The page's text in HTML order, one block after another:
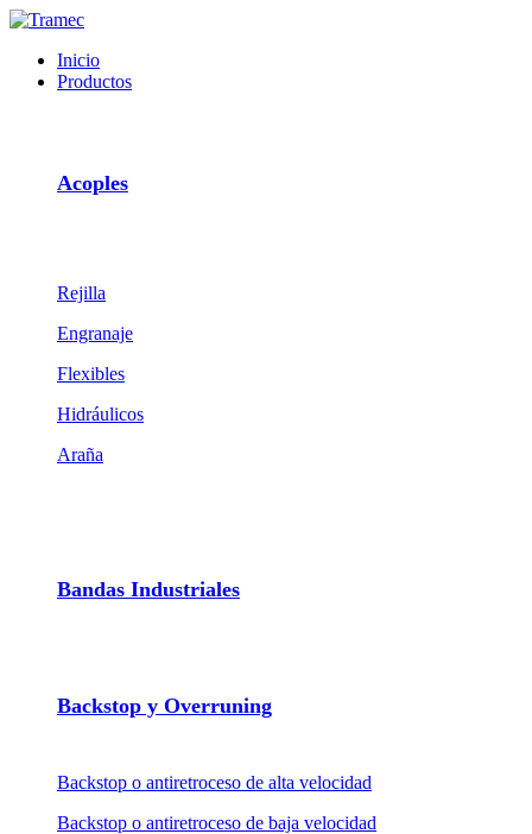
Inicio
Productos
Acoples
Rejilla
Engranaje
Flexibles
Hidráulicos
Araña
Bandas Industriales
Backstop y Overruning
Backstop o antiretroceso de alta velocidad
Backstop o antiretroceso de baja velocidad